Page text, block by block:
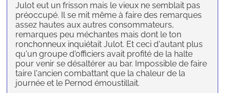
Julot eut un frisson mais le vieux ne semblait pas
préoccupé. Il se mit même à faire des remarques
assez hautes aux autres consommateurs,
remarques peu méchantes mais dont le ton
ronchonneux inquiétait Julot. Et ceci d'autant plus
qu'un groupe d'officiers avait profité de la halte
pour venir se désaltérer au bar. Impossible de faire
taire l'ancien combattant que la chaleur de la
journée et le Pernod émoustillait.